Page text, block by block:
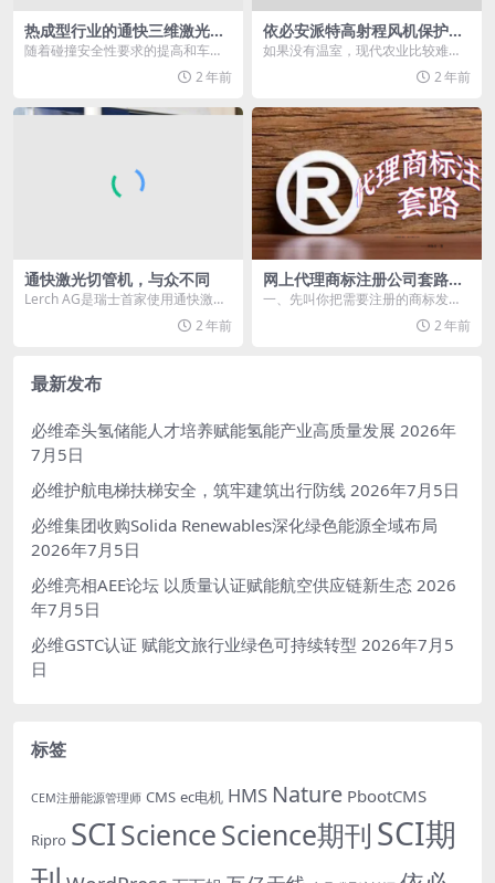
热成型行业的通快三维激光切
割解决方案
随着碰撞安全性要求的提高和车身
轻量化需求的增长，热冲压成型工
2 年前
依必安派特高射程风机保护温
室植物大作战
如果没有温室，现代农业比较难发
展起来。即使身处冬季，温室依然
2 年前
通快激光切管机，与众不同
Lerch AG是瑞士首家使用通快激光
切管机TruLaser Tube 7000...
2 年前
网上代理商标注册公司套路大
揭秘
一、先叫你把需要注册的商标发给
它查询; 二、查询后告诉你，注册通
2 年前
最新发布
必维牵头氢储能人才培养赋能氢能产业高质量发展 2026年
7月5日
必维护航电梯扶梯安全，筑牢建筑出行防线 2026年7月5日
必维集团收购Solida Renewables深化绿色能源全域布局
2026年7月5日
必维亮相AEE论坛 以质量认证赋能航空供应链新生态 2026
年7月5日
必维GSTC认证 赋能文旅行业绿色可持续转型 2026年7月5
日
标签
CEM注册能源管理师 CMS ec电机 HMS Nature PbootCMS
Ripro SCIScienceScience期刊 SCI期